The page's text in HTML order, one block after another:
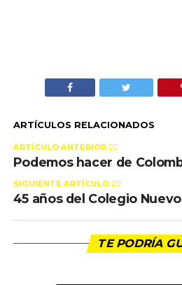
ARTÍCULOS RELACIONADOS
ARTÍCULO ANTERIOR 👉🏻
Podemos hacer de
SIGUIENTE ARTÍCULO 👈🏻
45 años del Colegio
TE PODRÍA